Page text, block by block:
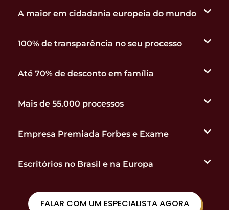
A maior em cidadania europeia do mundo
100% de transparência no seu processo
Até 70% de desconto em família
Mais de 55.000 processos
Empresa Premiada Forbes e Exame
Escritórios no Brasil e na Europa
FALAR COM UM ESPECIALISTA AGORA